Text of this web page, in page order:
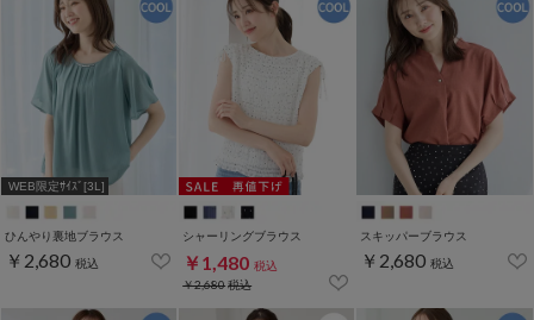
WEB限定ｻｲｽﾞ[3L]
ひんやり裏地ブラウス
￥2,680 税込
シャーリングブラウス
￥1,480 税込
￥2,680税込
スキッパーブラウス
￥2,680 税込